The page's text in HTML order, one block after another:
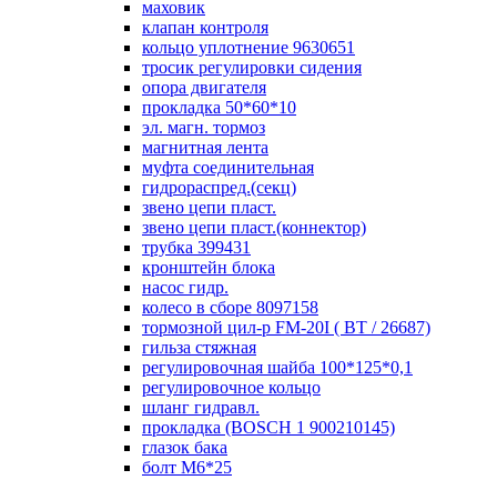
маховик
клапан контроля
кольцо уплотнение 9630651
тросик регулировки сидения
опора двигателя
прокладка 50*60*10
эл. магн. тормоз
магнитная лента
муфта соединительная
гидрораспред.(секц)
звено цепи пласт.
звено цепи пласт.(коннектор)
трубка 399431
кронштейн блока
насос гидр.
колесо в сборе 8097158
тормозной цил-р FM-20I ( ВТ / 26687)
гильза стяжная
регулировочная шайба 100*125*0,1
регулировочное кольцо
шланг гидравл.
прокладка (BOSCH 1 900210145)
глазок бака
болт М6*25